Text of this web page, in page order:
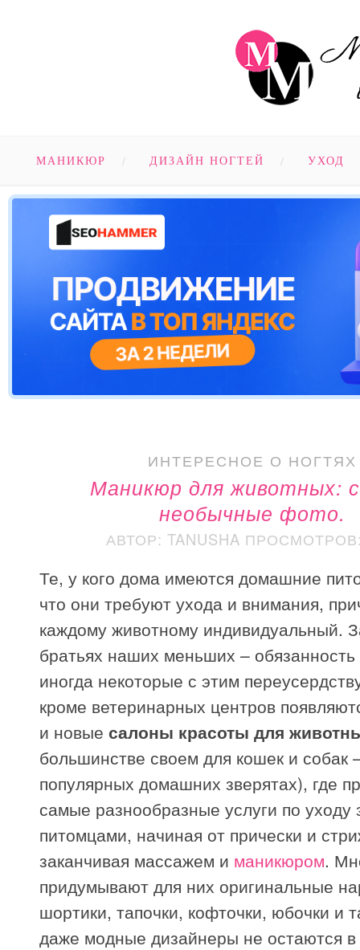
МАНИКЮР ДИЗАЙН НОГТЕЙ УХОД
ИНТЕРЕСНОЕ О НОГТЯХ
Маникюр для животных:
необычные фото.
АВТОР: TANUSHA
Те, у кого дома имеются домашние
что они требуют ухода и внимания,
каждому животному индивидуальный.
братьях наших меньших – обязанность
иногда некоторые с этим
кроме ветеринарных центров
и новые салоны красоты для
большинстве своем для кошек и собак
популярных домашних зверятах), где
самые разнообразные услуги по уходу
питомцами, начиная от прически и
заканчивая массажем и маникюром.
придумывают для них оригинальные
шортики, тапочки, кофточки, юбочки и
даже модные дизайнеры не остаются в